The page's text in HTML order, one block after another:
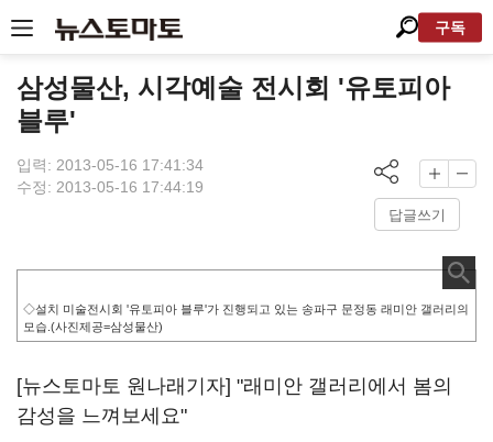
구독
삼성물산, 시각예술 전시회 '유토피아
블루'
입력: 2013-05-16 17:41:34
수정: 2013-05-16 17:44:19
답글쓰기
◇설치 미술전시회 '유토피아 블루'가 진행되고 있는 송파구 문정동 래미안 갤러리의
모습.(사진제공=삼성물산)
[뉴스토마토 원나래기자] "래미안 갤러리에서 봄의
감성을 느껴보세요"